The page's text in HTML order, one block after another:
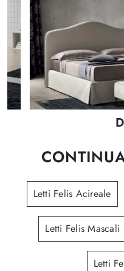
Letti Felis Acireale
Letti Felis Mascali
Letti